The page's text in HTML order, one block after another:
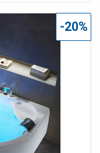
Vous profitez
grâce à une
aux haut-parleurs
ou gauche pour
salle de bain.
-20%